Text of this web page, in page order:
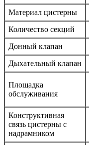
Материал цистерны
Количество секций
Донный клапан
Дыхательный клапан
Площадка
обслуживания
Конструктивная
связь цистерны с
надрамником